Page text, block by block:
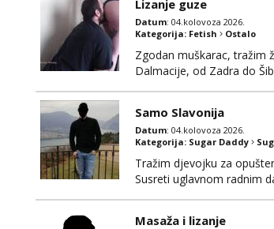
Lizanje guze
Datum: 04.kolovoza 2026.
Kategorija: Fetish Ostalo
Zgodan muškarac, tražim
Dalmacije, od Zadra do
Samo Slavonija
Datum: 04.kolovoza 2026.
Kategorija: Sugar Daddy
Tražim djevojku za
Susreti uglavnom radnim
Masaža i lizanje